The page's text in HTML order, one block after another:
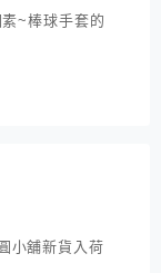
~棒球手套的
小舖新貨入荷